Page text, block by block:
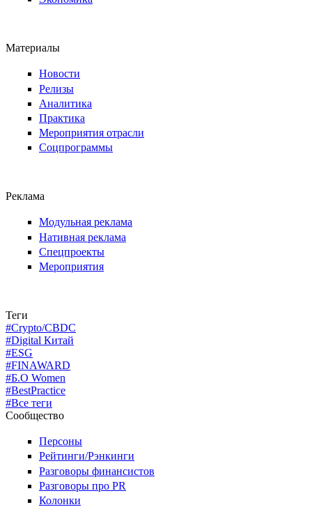
Материалы
Новости
Релизы
Аналитика
Практика
Мероприятия отрасли
Соцпрограммы
Реклама
Модульная реклама
Нативная реклама
Спецпроекты
Мероприятия
Теги
#Crypto/CBDC
#Digital Китай
#ESG
#FINAWARD
#Б.О Women
#BestPractice
#Все теги
Сообщество
Персоны
Рейтинги/Рэнкинги
Разговоры финансистов
Разговоры про PR
Колонки